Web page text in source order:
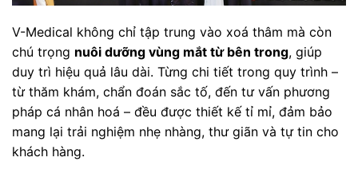
V-Medical không chỉ tập trung vào xoá thâm mà còn
chú trọng nuôi dưỡng vùng mắt từ bên trong, giúp
duy trì hiệu quả lâu dài. Từng chi tiết trong quy trình –
từ thăm khám, chẩn đoán sắc tố, đến tư vấn phương
pháp cá nhân hoá – đều được thiết kế tỉ mỉ, đảm bảo
mang lại trải nghiệm nhẹ nhàng, thư giãn và tự tin cho
khách hàng.